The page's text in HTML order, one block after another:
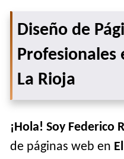
Diseño de
Profesionales
La Rioja
¡Hola! Soy Federico
de páginas web en